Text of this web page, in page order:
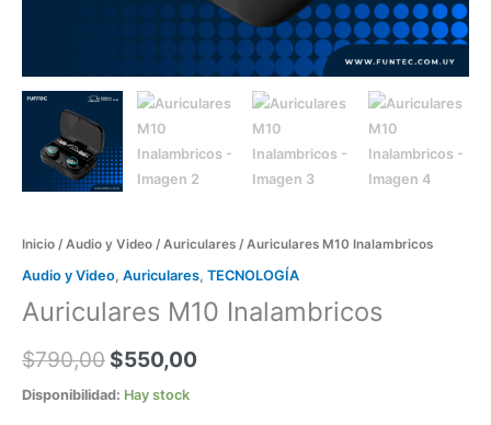
Inicio / Audio y Video / Auriculares / Auriculares M10 Inalambricos
Audio y Video, Auriculares, TECNOLOGÍA
Auriculares M10 Inalambricos
$790,00 $550,00
Disponibilidad: Hay stock